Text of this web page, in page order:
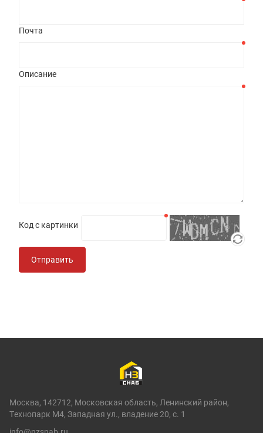
Почта
Описание
Код с картинки
Отправить
Москва, 142712, Московская область, Ленинский район,
Технопарк М4, Западная ул., владение 20, с. 1